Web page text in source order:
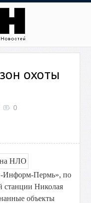
охоты
0
Информ-Пермь», по
станции Николая
объекты